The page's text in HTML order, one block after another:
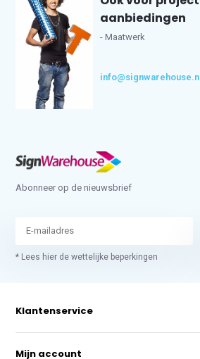
aanbiedingen
- Maatwerk
info@signwarehouse.nl
Abonneer op de nieuwsbrief
* Lees hier de wettelijke beperkingen
Klantenservice
Mijn account